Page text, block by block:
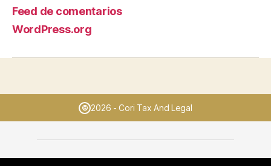
Feed de comentarios
WordPress.org
© 2026 - Cori Tax And Legal